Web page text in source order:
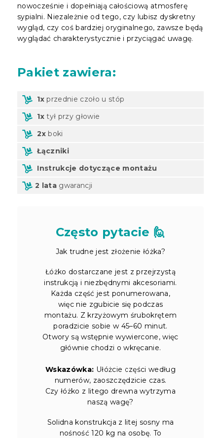
nowocześnie i dopełniają całościową atmosferę
sypialni. Niezależnie od tego, czy lubisz dyskretny
wygląd, czy coś bardziej oryginalnego, zawsze będą
wyglądać charakterystycznie i przyciągać uwagę.
Pakiet zawiera:
1x przednie czoło u stóp
1x tył przy głowie
2x boki
Łączniki
Instrukcje dotyczące montażu
2 lata gwarancji
Często pytacie 🙋
Jak trudne jest złożenie łóżka?
Łóżko dostarczane jest z przejrzystą
instrukcją i niezbędnymi akcesoriami.
Każda część jest ponumerowana,
więc nie zgubicie się podczas
montażu. Z krzyżowym śrubokrętem
poradzicie sobie w 45–60 minut.
Otwory są wstępnie wywiercone, więc
głównie chodzi o wkręcanie.
Wskazówka: Ułóżcie części według
numerów, zaoszczędzicie czas.
Czy łóżko z litego drewna wytrzyma
naszą wagę?
Solidna konstrukcja z litej sosny ma
nośność 120 kg na osobę. To